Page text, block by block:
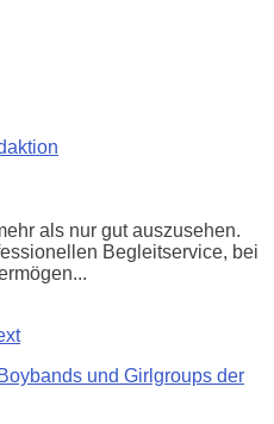
als nur gut auszusehen.
Begleitservice, bei